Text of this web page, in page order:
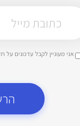
אני מעוניין לקבל עדכונים